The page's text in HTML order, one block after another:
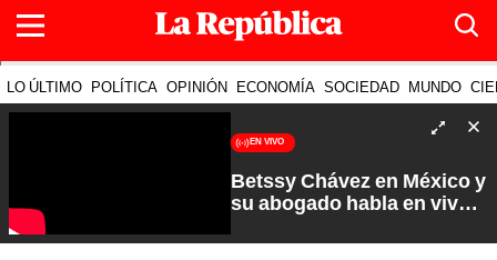
LO ÚLTIMO POLÍTICA OPINIÓN ECONOMÍA SOCIEDAD MUNDO
EN VIVO
Betssy Chávez en México y
su abogado habla en vivo |
Carlos Cornejo